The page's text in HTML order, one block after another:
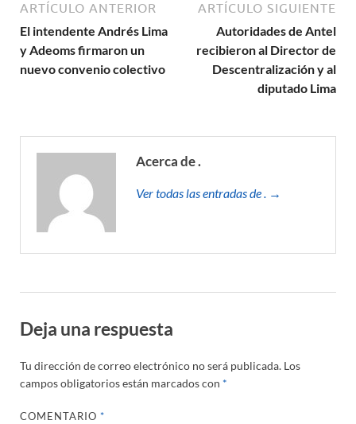
ARTÍCULO ANTERIOR
El intendente Andrés Lima
y Adeoms firmaron un
nuevo convenio colectivo
ARTÍCULO SIGUIENTE
Autoridades de Antel
recibieron al Director de
Descentralización y al
diputado Lima
Acerca de .
Ver todas las entradas de . →
Deja una respuesta
Tu dirección de correo electrónico no será publicada. Los
campos obligatorios están marcados con *
COMENTARIO*